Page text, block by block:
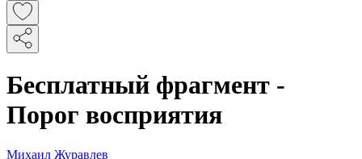
Бесплатный фрагмент -
Порог восприятия
Михаил Журавлев